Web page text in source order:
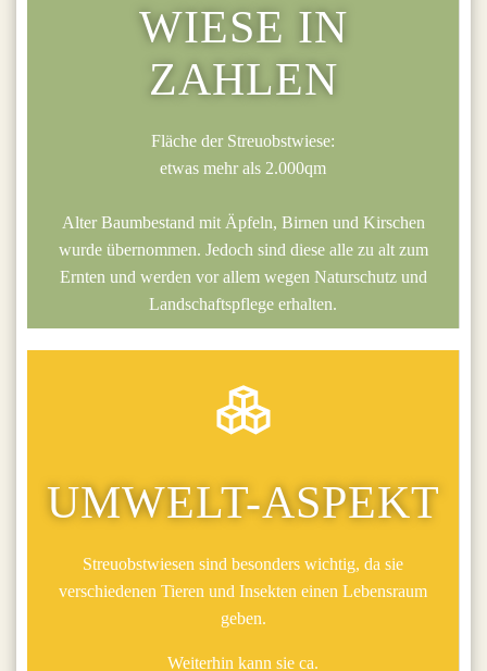
WIESE IN
ZAHLEN
Fläche der Streuobstwiese:
etwas mehr als 2.000qm
Alter Baumbestand mit Äpfeln, Birnen und Kirschen
wurde übernommen. Jedoch sind diese alle zu alt zum
Ernten und werden vor allem wegen Naturschutz und
Landschaftspflege erhalten.
UMWELT-ASPEKT
Streuobstwiesen sind besonders wichtig, da sie
verschiedenen Tieren und Insekten einen Lebensraum
geben.
Weiterhin kann sie ca.